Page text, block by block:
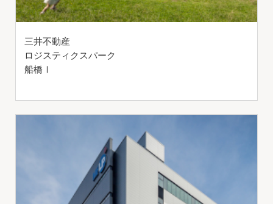
三井不動産
ロジスティクスパーク
船橋Ⅰ